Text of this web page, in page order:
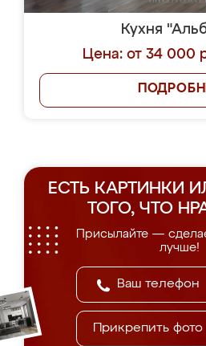
Кухня
Цена: от 34 000
ЕСТЬ КАРТИНКИ
ТОГО, ЧТО
Присылайте —
лучше!
Прикрепить фото